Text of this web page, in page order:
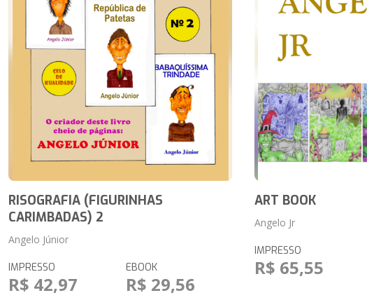
RISOGRAFIA (FIGURINHAS
CARIMBADAS) 2
Angelo Júnior
IMPRESSO
R$ 42,97
EBOOK
R$ 29,56
ART BOOK
Angelo Jr
IMPRESSO
R$ 65,55